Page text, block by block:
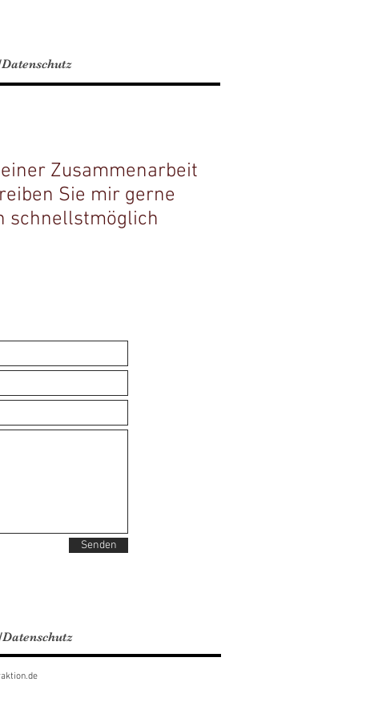
Zusammenarbeit
Sie mir gerne
schnellstmöglich
Senden